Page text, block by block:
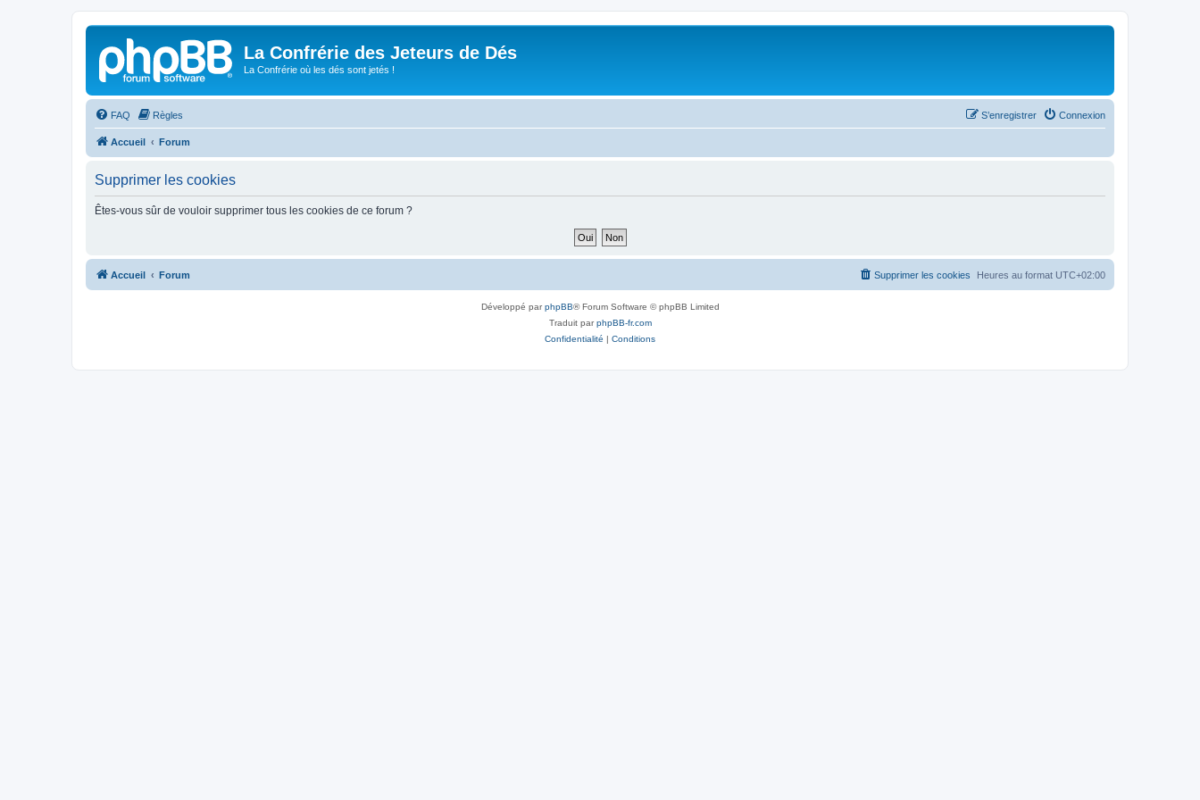
La Confrérie des Jeteurs de Dés
La Confrérie où les dés sont jetés !
FAQ Règles Connexion
S’enregistrer
Accueil Forum
Supprimer les cookies
Êtes-vous sûr de vouloir supprimer tous les cookies de ce forum ?
Accueil Forum Heures au format UTC+02:00
Supprimer les cookies
Développé parphpBB® Forum Software © phpBB Limited
Traduit parphpBB-fr.com
Confidentialité | Conditions